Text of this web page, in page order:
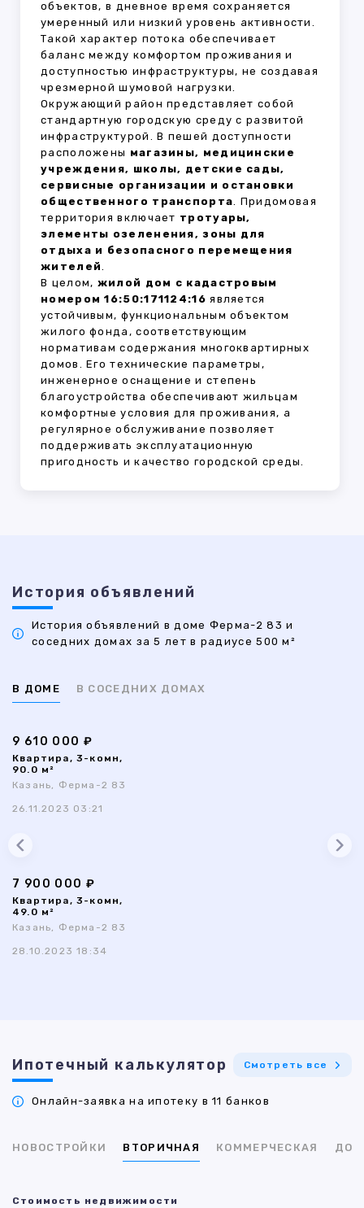
объектов, в дневное время сохраняется
умеренный или низкий уровень активности.
Такой характер потока обеспечивает
баланс между комфортом проживания и
доступностью инфраструктуры, не создавая
чрезмерной шумовой нагрузки.
Окружающий район представляет собой
стандартную городскую среду с развитой
инфраструктурой. В пешей доступности
расположены магазины, медицинские
учреждения, школы, детские сады,
сервисные организации и остановки
общественного транспорта. Придомовая
территория включает тротуары,
элементы озеленения, зоны для
отдыха и безопасного перемещения
жителей.
В целом, жилой дом с кадастровым
номером 16:50:171124:16 является
устойчивым, функциональным объектом
жилого фонда, соответствующим
нормативам содержания многоквартирных
домов. Его технические параметры,
инженерное оснащение и степень
благоустройства обеспечивают жильцам
комфортные условия для проживания, а
регулярное обслуживание позволяет
поддерживать эксплуатационную
пригодность и качество городской среды.
История объявлений
История объявлений в доме Ферма-2 83 и
соседних домах за 5 лет в радиусе 500 м²
В ДОМЕ В СОСЕДНИХ ДОМАХ
9 610 000 ₽
Квартира, 3-комн,
90.0 м²
Казань, Ферма-2 83
26.11.2023 03:21
7 900 000 ₽
Квартира, 3-комн,
49.0 м²
Казань, Ферма-2 83
28.10.2023 18:34
Ипотечный калькулятор Смотреть все
Онлайн-заявка на ипотеку в 11 банков
НОВОСТРОЙКИ ВТОРИЧНАЯ КОММЕРЧЕСКАЯ ДОМ
Стоимость недвижимости